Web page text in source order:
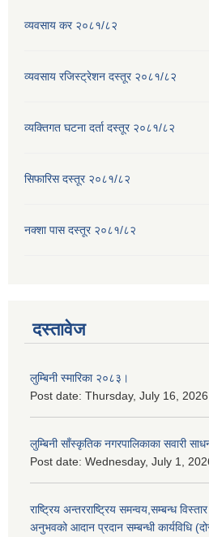
व्यवसाय कर २०८१/८२
व्यवसाय रजिस्ट्रेशन दस्तूर २०८१/८२
व्यक्तिगत घटना दर्ता दस्तूर २०८१/८२
सिफारिस दस्तूर २०८१/८२
नक्शा पास दस्तूर २०८१/८२
दस्तावेज
लुम्बिनी स्मारिका २०८३।
Post date: Thursday, July 16,
लुम्बिनी साँस्कृतिक नगरपालिकाका सवारी
Post date: Wednesday, July 1,
राष्ट्रिय अन्तरराष्ट्रिय समन्वय,सम्बन्ध
अनुभवको आदान प्रदान सम्बन्धी कार्यविधि